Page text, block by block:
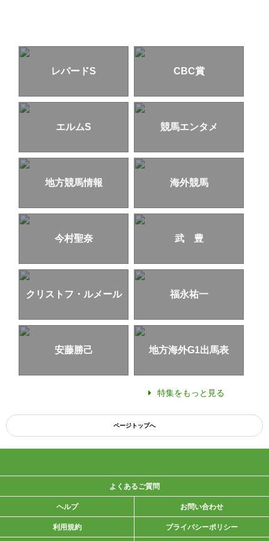
レパードS CBC賞
エルムS 競馬エンタメ
地方競馬情報 海外競馬
今村聖奈 武 豊
クリストフ・ルメール 福永祐一
安藤勝己 地方海外G1出馬表
特集をもっと見る
ページトップへ
よくあるご質問
ヘルプ お問い合わせ
利用規約 プライバシーポリシー